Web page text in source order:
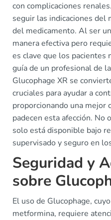
con complicaciones
seguir las indicaciones del
del medicamento. Al ser
manera efectiva pero
es clave que los pacientes
guía de un profesional de
Glucophage XR se
cruciales para ayudar a
proporcionando una mejor
padecen esta afección.
solo está disponible bajo
supervisado y seguro en
Seguridad y
sobre
El uso de Glucophage,
metformina, requiere